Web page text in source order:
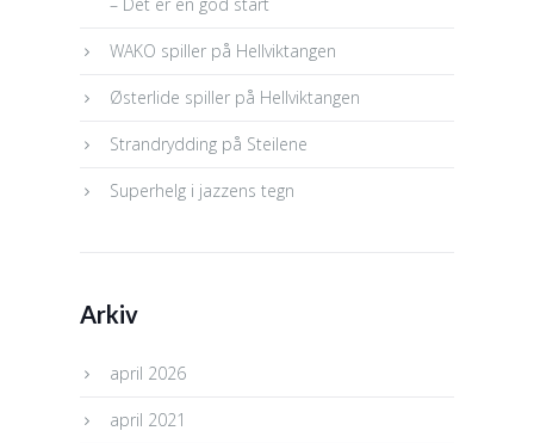
WAKO spiller på Hellviktangen
Østerlide spiller på Hellviktangen
Strandrydding på Steilene
Superhelg i jazzens tegn
Arkiv
april 2026
april 2021